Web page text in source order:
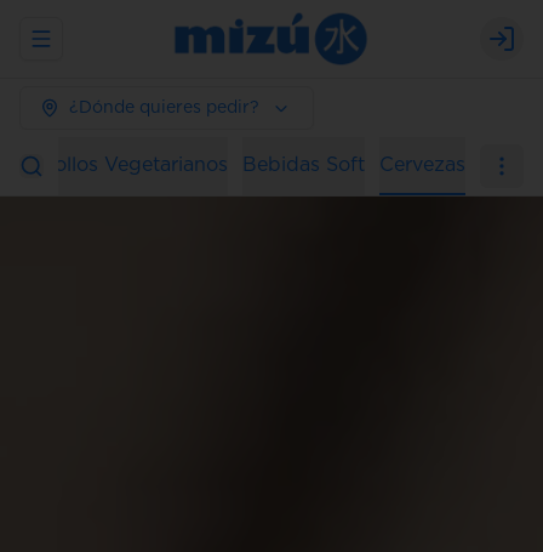
Abrir menu de navegación
¿Dónde quieres pedir?
Rollos Vegetarianos Bebidas Soft Cervezas